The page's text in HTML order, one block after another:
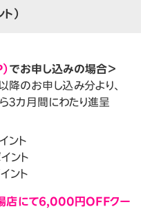
）
でお申し込みの場合＞
のお申し込み分より、
3カ月間にわたり進呈
ント
ント
ント
店にて6,000円OFFクー